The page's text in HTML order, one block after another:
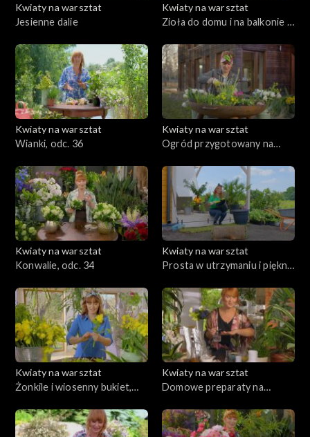
Kwiaty na warsztat
Jesienne dalie
Kwiaty na warsztat
Zioła do domu i na balkonie –
Kwiaty na warsztat
Wianki, odc. 36
Kwiaty na warsztat
Ogród przygotowany na
Kwiaty na warsztat
Konwalie, odc. 34
Kwiaty na warsztat
Prosta w utrzymaniu i piękna
Kwiaty na warsztat
Żonkile i wiosenny bukiet,
Kwiaty na warsztat
Domowe preparaty na